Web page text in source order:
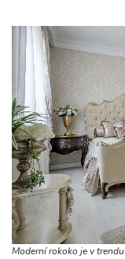
Moderní rokoko je v trendu